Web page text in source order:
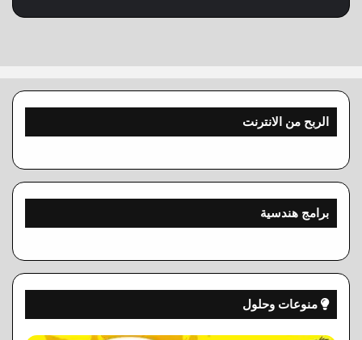
الربح من الانترنت
برامج هندسية
منوعات وحلول